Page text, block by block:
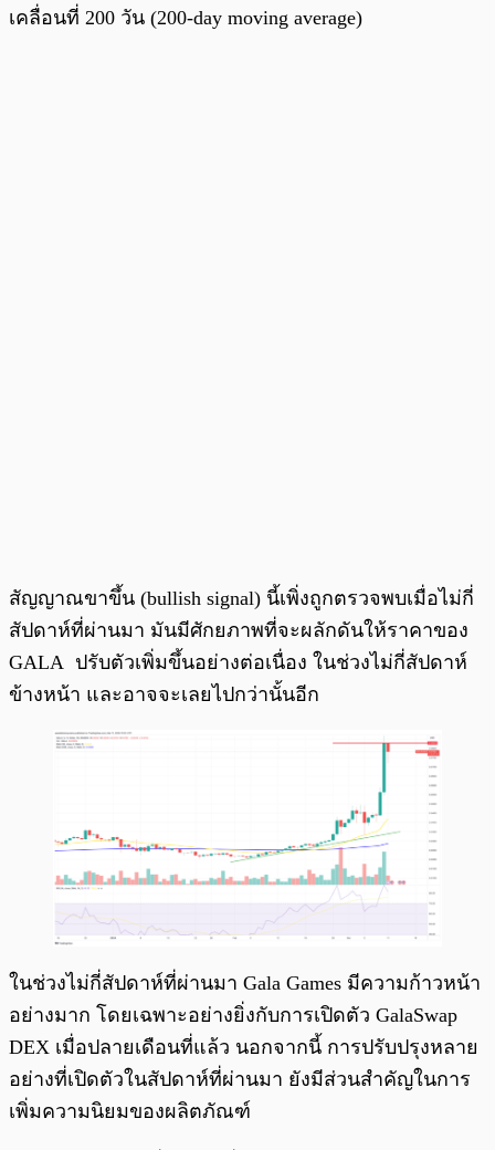
เคลื่อนที่ 200 วัน (200-day moving average)
สัญญาณขาขึ้น (bullish signal) นี้เพิ่งถูกตรวจพบเมื่อไม่กี่
สัปดาห์ที่ผ่านมา มันมีศักยภาพที่จะผลักดันให้ราคาของ
GALA ปรับตัวเพิ่มขึ้นอย่างต่อเนื่อง ในช่วงไม่กี่สัปดาห์
ข้างหน้า และอาจจะเลยไปกว่านั้นอีก
ในช่วงไม่กี่สัปดาห์ที่ผ่านมา Gala Games มีความก้าวหน้า
อย่างมาก โดยเฉพาะอย่างยิ่งกับการเปิดตัว GalaSwap
DEX เมื่อปลายเดือนที่แล้ว นอกจากนี้ การปรับปรุงหลาย
อย่างที่เปิดตัวในสัปดาห์ที่ผ่านมา ยังมีส่วนสำคัญในการ
เพิ่มความนิยมของผลิตภัณฑ์